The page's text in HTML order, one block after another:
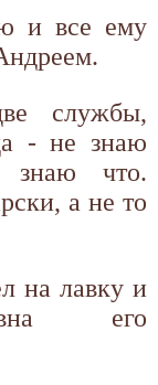
и все ему
службы,
- не знаю
что.
а не то
на лавку и
его